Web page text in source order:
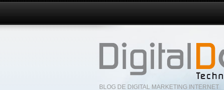
BLOG DE DIGITAL MARKETING INTERNET